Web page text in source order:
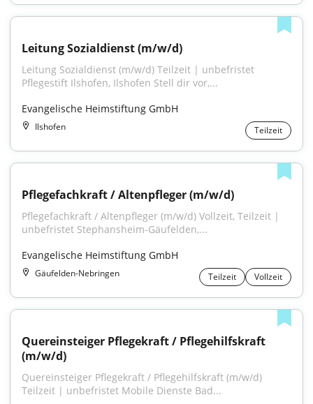
Leitung Sozialdienst (m/w/d)
Leitung Sozialdienst (m/w/d) Teilzeit | unbefristet
Pflegestift Ilshofen, Ilshofen Stell dir vor,...
Evangelische Heimstiftung GmbH
Ilshofen Teilzeit
Pflegefachkraft / Altenpfleger (m/w/d)
Pflegefachkraft / Altenpfleger (m/w/d) Vollzeit, Teilzeit |
unbefristet Stephansheim-Gäufelden,...
Evangelische Heimstiftung GmbH
Gäufelden-Nebringen Teilzeit Vollzeit
Quereinsteiger Pflegekraft / Pflegehilfskraft
(m/w/d)
Quereinsteiger Pflegekraft / Pflegehilfskraft (m/w/d)
Teilzeit | unbefristet Mobile Dienste Bad...